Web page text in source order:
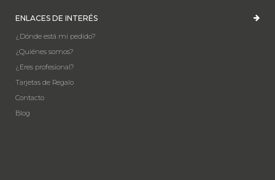
ENLACES DE INTERÉS
¿Dónde está mi pedido?
¿Quiénes somos?
¿Eres profesional?
Tarjetas de Regalo
Contacto
Blog